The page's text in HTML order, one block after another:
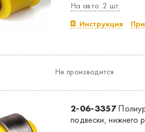
На авто: 2 шт.
Инструкция
Не производится
2-06-3357
подвески, нижнего